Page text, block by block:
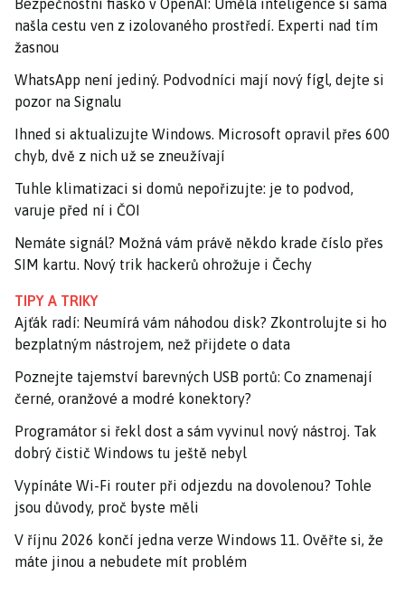
Bezpečnostní fiasko v OpenAI: Umělá inteligence si sama
našla cestu ven z izolovaného prostředí. Experti nad tím
žasnou
WhatsApp není jediný. Podvodníci mají nový fígl, dejte si
pozor na Signalu
Ihned si aktualizujte Windows. Microsoft opravil přes 600
chyb, dvě z nich už se zneužívají
Tuhle klimatizaci si domů nepořizujte: je to podvod,
varuje před ní i ČOI
Nemáte signál? Možná vám právě někdo krade číslo přes
SIM kartu. Nový trik hackerů ohrožuje i Čechy
TIPY A TRIKY
Ajťák radí: Neumírá vám náhodou disk? Zkontrolujte si ho
bezplatným nástrojem, než přijdete o data
Poznejte tajemství barevných USB portů: Co znamenají
černé, oranžové a modré konektory?
Programátor si řekl dost a sám vyvinul nový nástroj. Tak
dobrý čistič Windows tu ještě nebyl
Vypínáte Wi-Fi router při odjezdu na dovolenou? Tohle
jsou důvody, proč byste měli
V říjnu 2026 končí jedna verze Windows 11. Ověřte si, že
máte jinou a nebudete mít problém